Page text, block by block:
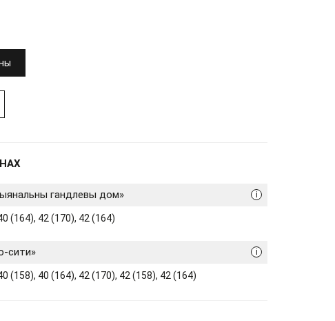
i
гандлевы дом»
(164), 42 (170), 42 (164)
i
сити»
(158), 40 (164), 42 (170), 42 (158), 42 (164)